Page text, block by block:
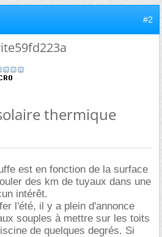
#2
thermique
est en fonction de la surface
des km de tuyaux dans une
intérêt.
l'été, il y a plein d'annonce
souples à mettre sur les toits
de quelques degrés. Si